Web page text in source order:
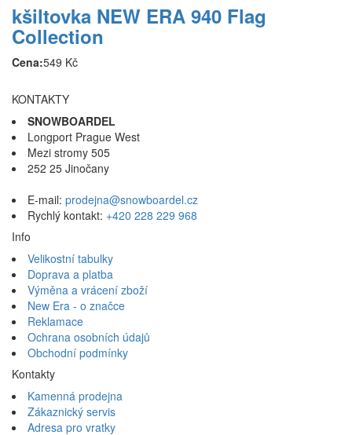
kšiltovka NEW ERA 940 Flag
Collection
Cena:549 Kč
KONTAKTY
SNOWBOARDEL
Longport Prague West
Mezi stromy 505
252 25 Jinočany
E-mail: prodejna@snowboardel.cz
Rychlý kontakt: +420 228 229 968
Info
Velikostní tabulky
Doprava a platba
Výměna a vrácení zboží
New Era - o značce
Reklamace
Ochrana osobních údajů
Obchodní podmínky
Kontakty
Kamenná prodejna
Zákaznický servis
Adresa pro vratky